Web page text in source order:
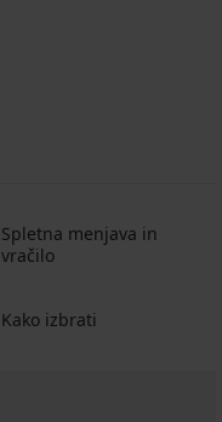
Spletna menjava in
vračilo
Kako izbrati